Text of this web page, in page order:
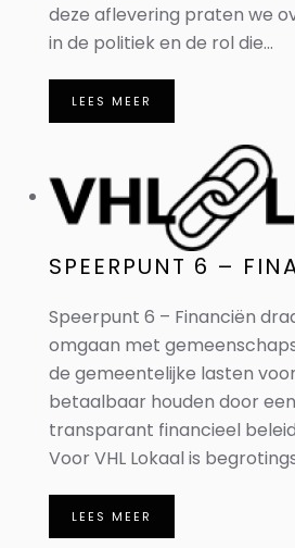
deze aflevering praten we
in de politiek en de rol die...
LEES MEER
SPEERPUNT 6 –
Speerpunt 6 – Financiën
omgaan met
de gemeentelijke lasten
betaalbaar houden door
transparant financieel
Voor VHL Lokaal is
LEES MEER